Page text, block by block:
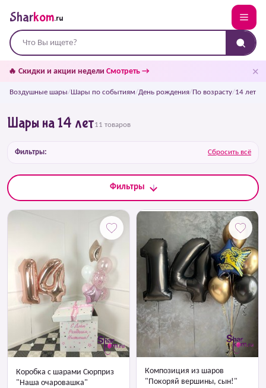
Sharkom.ru
🔥 Скидки и акции недели Смотреть → ✕
Воздушные шары/Шары по событиям/День рождения/По возрасту/14 лет
Шары на 14 лет11 товаров
Фильтры: Сбросить всё
Фильтры
Коробка с шарами Сюрприз
"Наша очаровашка"
Композиция из шаров
"Покоряй вершины, сын!"